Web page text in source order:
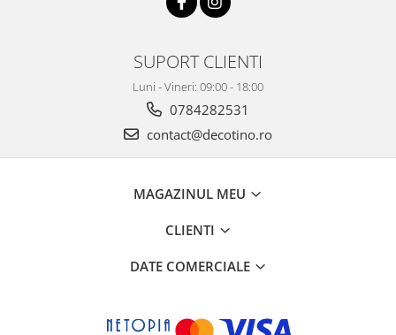
SUPORT CLIENTI
Luni - Vineri: 09:00 - 18:00
0784282531
contact@decotino.ro
MAGAZINUL MEU
CLIENTI
DATE COMERCIALE